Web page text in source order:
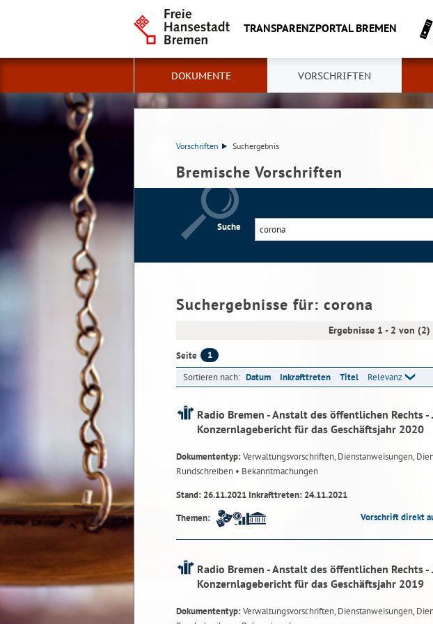
TRANSPARENZPORTAL BREMEN
DOKUMENTE VORSCHRIFTEN
Vorschriften Suchergebnis
Bremische Vorschriften
Suche
Suchergebnisse für: corona
Ergebnisse 1 - 2 von (2)
Seite 1
Sortieren nach: Datum Inkrafttreten Titel Relevanz
Radio Bremen - Anstalt des öffentlichen Rechts -
Konzernlagebericht für das Geschäftsjahr 2020
Dokumententyp:Verwaltungsvorschriften, Dienstanweisungen,
Rundschreiben • Bekanntmachungen
Stand: 26.11.2021 Inkrafttreten: 24.11.2021
Themen:
Vorschrift direkt
Radio Bremen - Anstalt des öffentlichen Rechts -
Konzernlagebericht für das Geschäftsjahr 2019
Dokumententyp:Verwaltungsvorschriften, Dienstanweisungen,